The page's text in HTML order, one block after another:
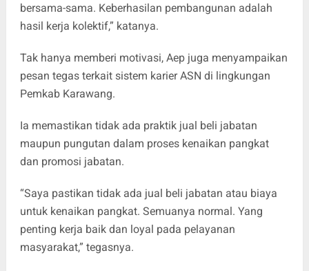
bersama-sama. Keberhasilan pembangunan adalah
hasil kerja kolektif,” katanya.
Tak hanya memberi motivasi, Aep juga menyampaikan
pesan tegas terkait sistem karier ASN di lingkungan
Pemkab Karawang.
Ia memastikan tidak ada praktik jual beli jabatan
maupun pungutan dalam proses kenaikan pangkat
dan promosi jabatan.
“Saya pastikan tidak ada jual beli jabatan atau biaya
untuk kenaikan pangkat. Semuanya normal. Yang
penting kerja baik dan loyal pada pelayanan
masyarakat,” tegasnya.